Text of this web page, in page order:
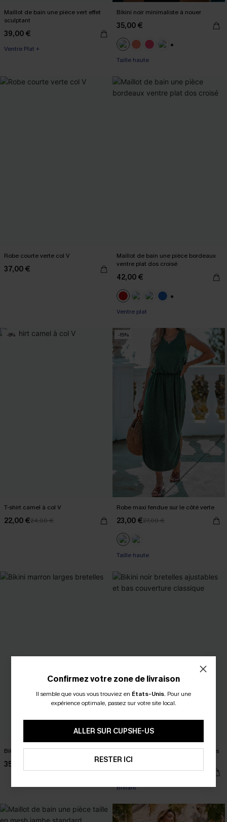
Maillot de bain une pièce vert effet
sculptant
39,00 €
Ventre Plat +
Bikini noir minimaliste à nouer
35,00 €
Taille haute
Robe courte verte col V
37,00 €
Maillot de bain une pièce bordeaux
ventre plat dos croisé
42,00 €
Ventre plat
-8%
T-shirt camel à col V
22,00 €24,00 €
-15%
Robe maxi fendue sur le côté verte
23,00 €27,00 €
Taille haute
Bikini marron larges bretelles
35,00 €
Bikini noir bretelles ajustables et bas
couverture classique
35,00 €
Brillant
Confirmez votre zone de livraison
Il semble que vous vous trouviez en États-Unis. Pour une
expérience optimale, passez sur votre site local.
ALLER SUR CUPSHE-US
RESTER ICI